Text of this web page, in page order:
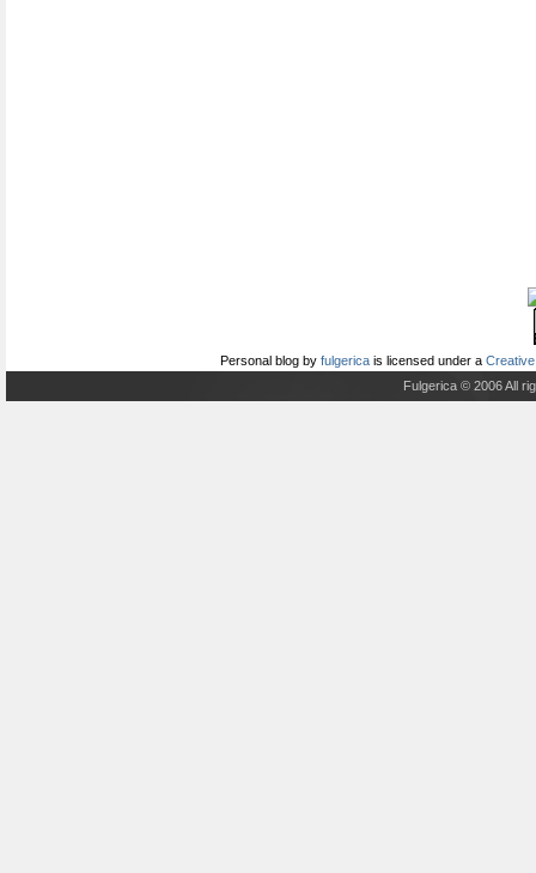
Personal blog by fulgerica is licensed under a
Fulgerica © 2006 All